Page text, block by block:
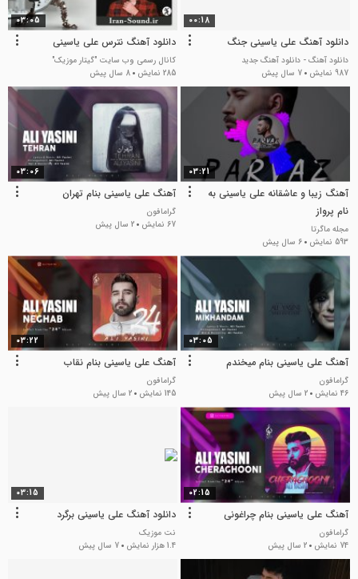
00:18
دانلود آهنگ علی یاسینی جنگ
دانلود آهنگ - دانلود آهنگ جدید
987 نمایش
7 سال پیش
03:05
دانلود آهنگ نترس علی یاسینی
کانال رسمی وب سایت "گیتار موزیک"
285 نمایش
8 سال پیش
03:21
آهنگ زیبا و عاشقانه علی یاسینی به
نام پرواز
مجله ماگرتا
593 نمایش
6 سال پیش
03:06
آهنگ علی یاسینی بنام تهران
گرامافون
67 نمایش
2 سال پیش
03:05
آهنگ علی یاسینی بنام میخندم
گرامافون
46 نمایش
2 سال پیش
03:22
آهنگ علی یاسینی بنام نقاب
گرامافون
145 نمایش
2 سال پیش
02:15
آهنگ علی یاسینی بنام چراغونی
گرامافون
74 نمایش
2 سال پیش
03:15
دانلود آهنگ علی یاسینی برگرد
نت موزیک
1.4 هزار نمایش
7 سال پیش